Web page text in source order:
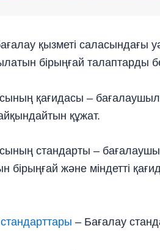
қызметi саласындағы
бірыңғай талаптарды
қағидасы –
құжат.
стандарты –
бірыңғай және міндетті
– Бағалау